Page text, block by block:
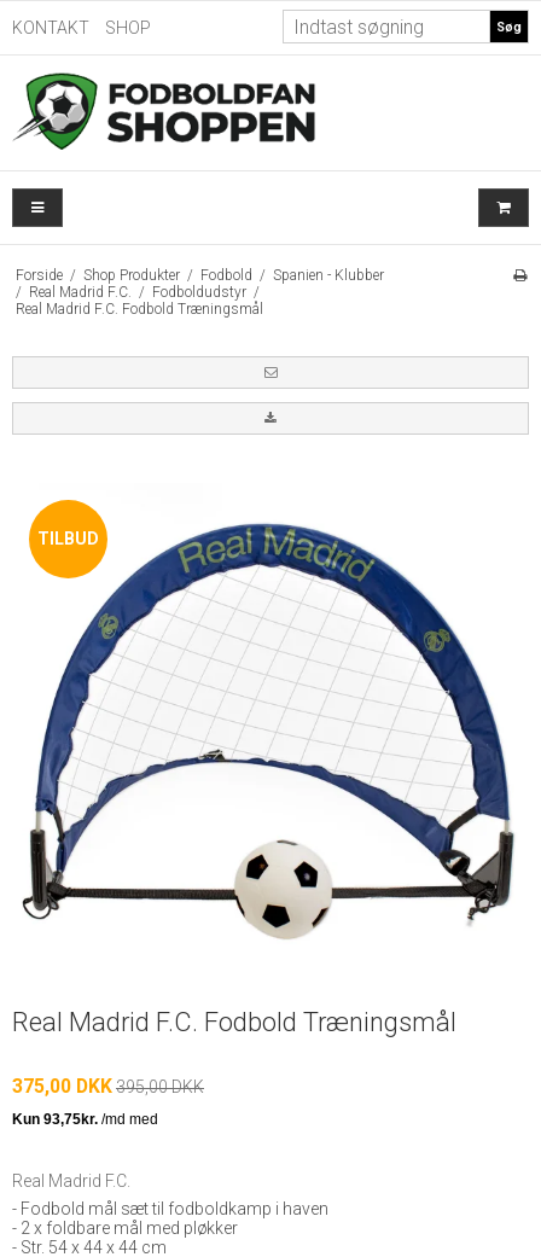
KONTAKT SHOP Søg
Forside / Shop Produkter / Fodbold / Spanien - Klubber
/ Real Madrid F.C. / Fodboldudstyr /
Real Madrid F.C. Fodbold Træningsmål
TILBUD
Real Madrid F.C. Fodbold Træningsmål
375,00 DKK395,00 DKK
Real Madrid F.C.
- Fodbold mål sæt til fodboldkamp i haven
- 2 x foldbare mål med pløkker
- Str. 54 x 44 x 44 cm